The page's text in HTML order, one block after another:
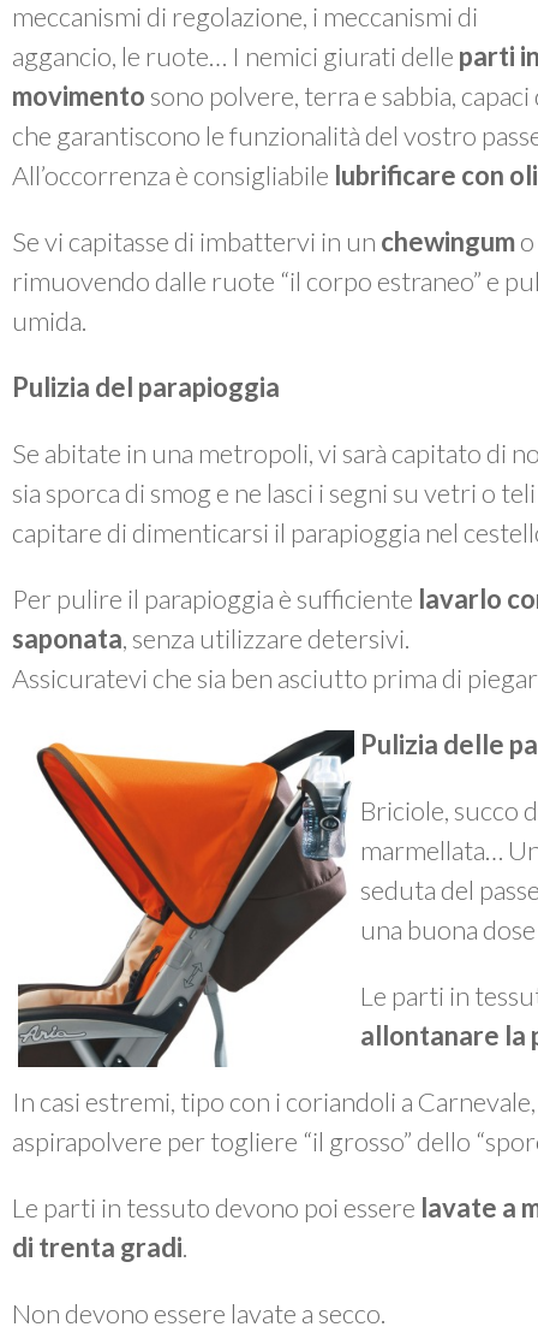
meccanismi di regolazione, i meccanismi di
aggancio, le ruote… I nemici giurati delle parti
movimento sono polvere, terra e sabbia,
che garantiscono le funzionalità del vostro
All’occorrenza è consigliabile lubrificare con
Se vi capitasse di imbattervi in un chewingumo
rimuovendo dalle ruote “il corpo estraneo” e
umida.
Pulizia del parapioggia
Se abitate in una metropoli, vi sarà capitato di
sia sporca di smog e ne lasci i segni su vetri o
capitare di dimenticarsi il parapioggia nel
Per pulire il parapioggia è sufficiente lavarlo
saponata, senza utilizzare detersivi.
Assicuratevi che sia ben asciutto prima di
Pulizia delle
Briciole, succo
marmellata…
seduta del
una buona
Le parti in
allontanare la
In casi estremi, tipo con i coriandoli a
aspirapolvere per togliere “il grosso” dello
Le parti in tessuto devono poi essere lavate a
di trenta gradi.
Non devono essere lavate a secco.